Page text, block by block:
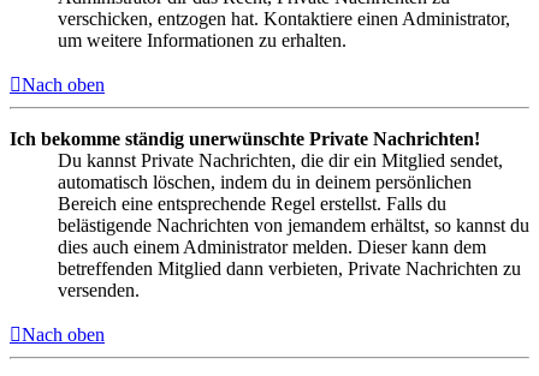
verschicken, entzogen hat. Kontaktiere einen Administrator,
um weitere Informationen zu erhalten.
Nach oben
Ich bekomme ständig unerwünschte Private Nachrichten!
Du kannst Private Nachrichten, die dir ein Mitglied sendet,
automatisch löschen, indem du in deinem persönlichen
Bereich eine entsprechende Regel erstellst. Falls du
belästigende Nachrichten von jemandem erhältst, so kannst du
dies auch einem Administrator melden. Dieser kann dem
betreffenden Mitglied dann verbieten, Private Nachrichten zu
versenden.
Nach oben